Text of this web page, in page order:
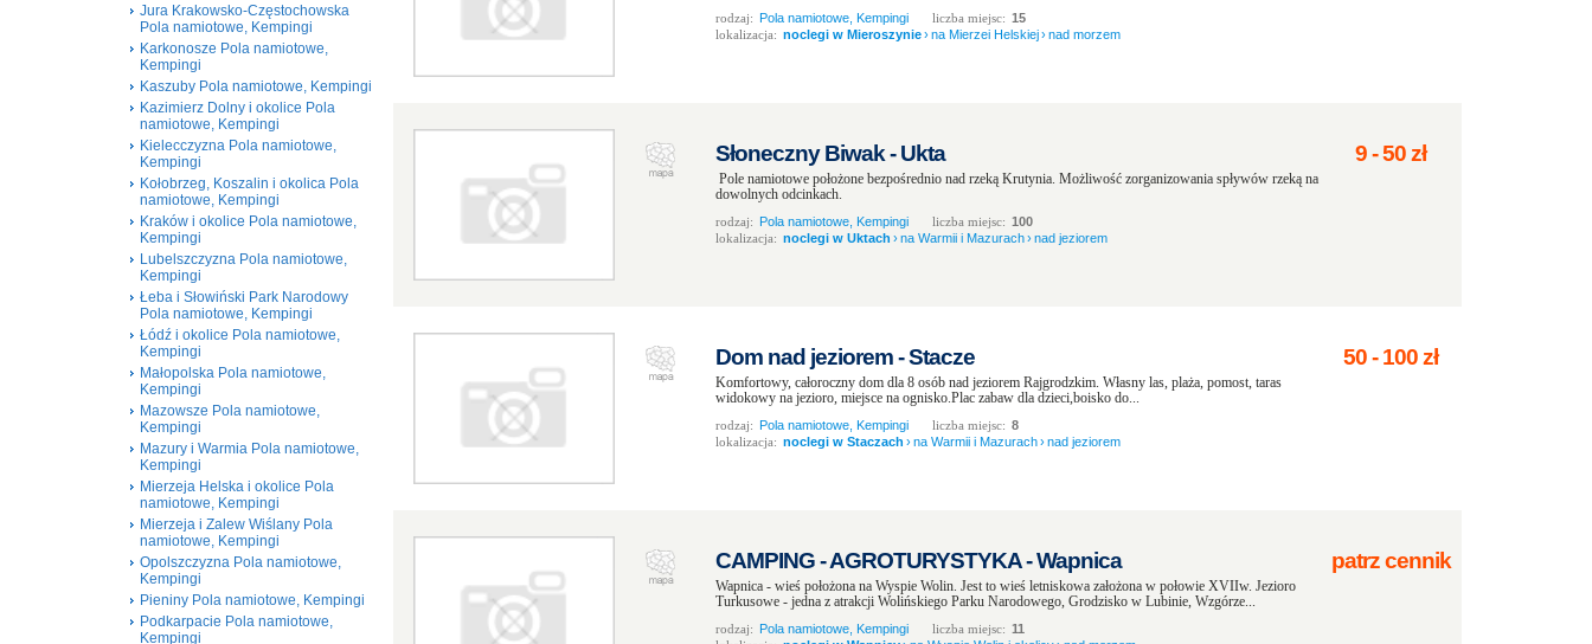
Jura Krakowsko-Częstochowska
Pola namiotowe, Kempingi
Karkonosze Pola namiotowe,
Kempingi
Kaszuby Pola namiotowe, Kempingi
Kazimierz Dolny i okolice Pola
namiotowe, Kempingi
Kielecczyzna Pola namiotowe,
Kempingi
Kołobrzeg, Koszalin i okolica Pola
namiotowe, Kempingi
Kraków i okolice Pola namiotowe,
Kempingi
Lubelszczyzna Pola namiotowe,
Kempingi
Łeba i Słowiński Park Narodowy
Pola namiotowe, Kempingi
Łódź i okolice Pola namiotowe,
Kempingi
Małopolska Pola namiotowe,
Kempingi
Mazowsze Pola namiotowe,
Kempingi
Mazury i Warmia Pola namiotowe,
Kempingi
Mierzeja Helska i okolice Pola
namiotowe, Kempingi
Mierzeja i Zalew Wiślany Pola
namiotowe, Kempingi
Opolszczyzna Pola namiotowe,
Kempingi
Pieniny Pola namiotowe, Kempingi
Podkarpacie Pola namiotowe,
Kempingi
rodzaj: Pola namiotowe, Kempingi liczba miejsc: 15
lokalizacja: noclegi w Mieroszynie›na Mierzei Helskiej›nad morzem
Słoneczny Biwak - Ukta
Pole namiotowe położone bezpośrednio nad rzeką Krutynia. Możliwość zorganizowania spływów rzeką na
dowolnych odcinkach.
rodzaj: Pola namiotowe, Kempingi liczba miejsc: 100
lokalizacja: noclegi w Uktach ›na Warmii i Mazurach›nad jeziorem
9-50zł
Dom nad jeziorem - Stacze
Komfortowy, całoroczny dom dla 8 osób nad jeziorem Rajgrodzkim. Własny las, plaża, pomost, taras
widokowy na jezioro, miejsce na ognisko.Plac zabaw dla dzieci,boisko do...
rodzaj: Pola namiotowe, Kempingi liczba miejsc: 8
lokalizacja: noclegi w Staczach ›na Warmii i Mazurach›nad jeziorem
50-100zł
CAMPING - AGROTURYSTYKA - Wapnica
Wapnica - wieś położona na Wyspie Wolin. Jest to wieś letniskowa założona w połowie XVIIw. Jezioro
Turkusowe - jedna z atrakcji Wolińskiego Parku Narodowego, Grodzisko w Lubinie, Wzgórze...
rodzaj: Pola namiotowe, Kempingi liczba miejsc: 11
patrz cennik